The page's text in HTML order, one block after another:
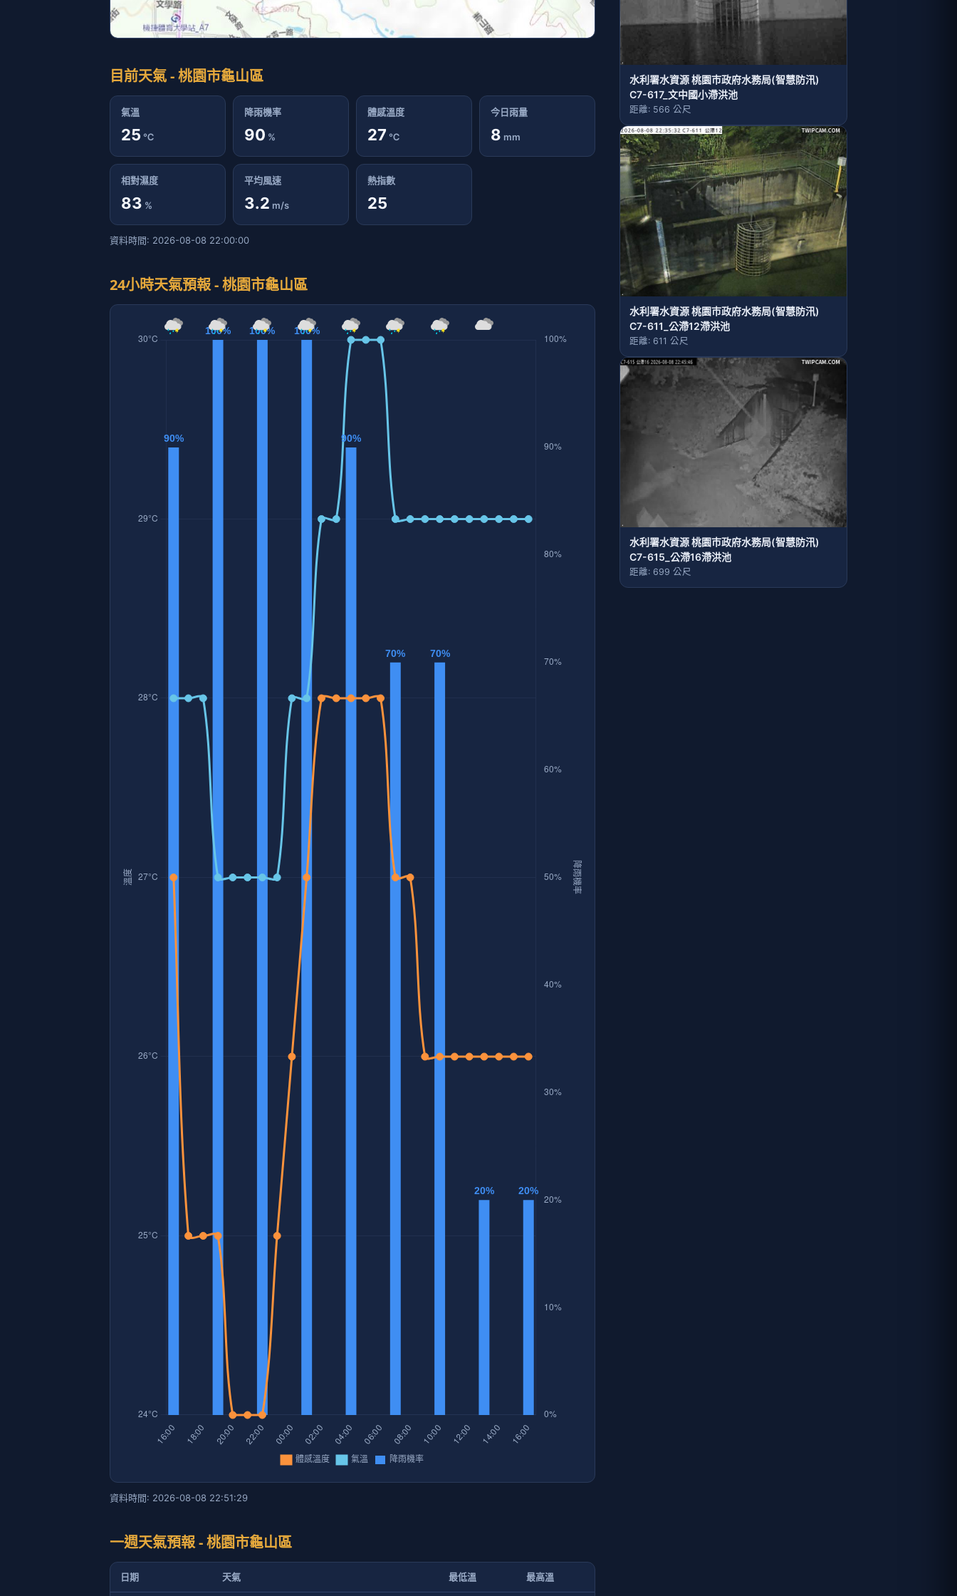
目前天氣 - 桃園市龜山區
氣溫
25 ℃
降雨機率
90 %
體感溫度
27 ℃
今日雨量
8 mm
相對濕度
83 %
平均風速
3.2 m/s
熱指數
25
資料時間: 2026-08-08 22:00:00
24小時天氣預報 - 桃園市龜山區
資料時間: 2026-08-08 22:51:29
一週天氣預報 - 桃園市龜山區
日期 天氣 最低溫 最高溫
水利署水資源 桃園巿政府水務局(智慧防汛)
C7-617_文中國小滯洪池
距離: 566 公尺
水利署水資源 桃園巿政府水務局(智慧防汛)
C7-611_公滯12滯洪池
距離: 611 公尺
水利署水資源 桃園巿政府水務局(智慧防汛)
C7-615_公滯16滯洪池
距離: 699 公尺